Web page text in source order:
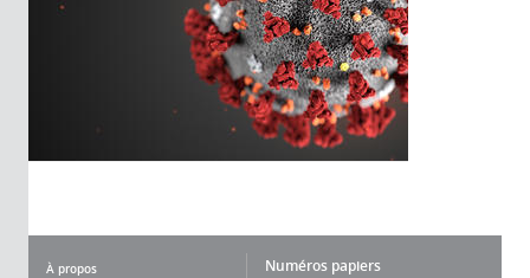
À propos
Numéros papiers